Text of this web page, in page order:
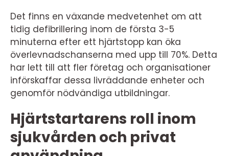
Det finns en växande medvetenhet om att
tidig defibrillering inom de första 3-5
minuterna efter ett hjärtstopp kan öka
överlevnadschanserna med upp till 70%. Detta
har lett till att fler företag och organisationer
införskaffar dessa livräddande enheter och
genomför nödvändiga utbildningar.
Hjärtstartarens roll inom
sjukvården och privat